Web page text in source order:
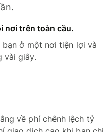
nơi trên toàn cầu.
ở một nơi tiện lợi và
vài giây.
về phí chênh lệch tỷ